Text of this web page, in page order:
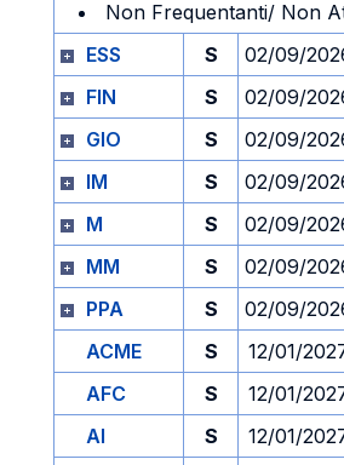
Non Frequentanti/ Non
ESS
S 02/09/
FIN
S 02/09/
GIO
S 02/09/
IM
S 02/09/
M
S 02/09/
MM
S 02/09/
PPA
S 02/09/
ACME
S 12/01/
AFC
S 12/01/
AI
S 12/01/